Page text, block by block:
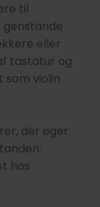
til
eller
tastatur og
som violin
der øger
hos